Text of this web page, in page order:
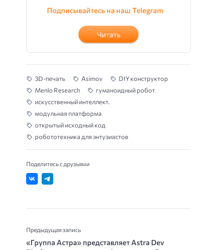
Подписывайтесь на наш Telegram
Читать
3D-печать Asimov
DIY конструктор
Menlo Research
гуманоидный робот
искусственный интеллект.
модульная платформа
открытый исходный код
робототехника для энтузиастов
Поделитесь с друзьями
Предыдущая запись
«Группа Астра» представляет Astra Dev